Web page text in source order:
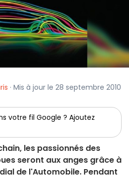
· Mis à jour le 28 septembre 2010
votre fil Google ? Ajoutez
les passionnés des
seront aux anges grâce à
de l'Automobile. Pendant